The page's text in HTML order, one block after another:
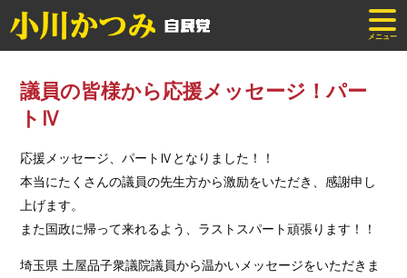
メニュー
議員の皆様から応援メッセージ！パー
トⅣ
応援メッセージ、パートⅣとなりました！！
本当にたくさんの議員の先生方から激励をいただき、感謝申し
上げます。
また国政に帰って来れるよう、ラストスパート頑張ります！！
埼玉県 土屋品子衆議院議員から温かいメッセージをいただきま